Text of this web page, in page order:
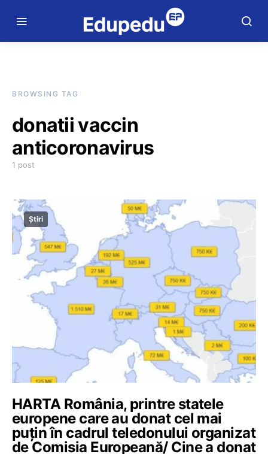
BROWSING TAG
donatii vaccin
anticoronavirus
1 post
Știri
HARTA România, printre statele
europene care au donat cel mai
puțin în cadrul teledonului organizat
de Comisia Europeană/ Cine a donat